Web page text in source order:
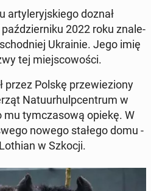
ar­ty­le­ryj­skie­go doznał
2022 roku zna­le­
Ukra­inie. Jego imię
tej miej­sco­wo­ści.
przez Polskę prze­wie­zio­ny
Na­tu­ur­hulp­cen­trum w
mu tym­cza­so­wą opiekę. W
nowego stałego domu -
w Szkocji.